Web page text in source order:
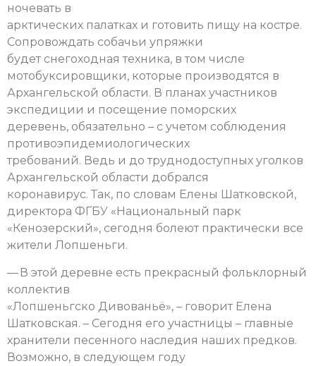
ночевать в
арктических палатках и готовить пищу на костре.
Сопровождать собачьи упряжки
будет снегоходная техника, в том числе
мотобуксировщики, которые производятся в
Архангельской области. В планах участников
экспедиции и посещение поморских
деревень, обязательно – с учетом соблюдения
противоэпидемиологических
требований. Ведь и до труднодоступных уголков
Архангельской области добрался
коронавирус. Так, по словам Елены Шатковской,
директора ФГБУ «Национальный парк
«Кенозерский», сегодня болеют практически все
жители Лопшеньги.
— В этой деревне есть прекрасный фольклорный
коллектив
«Лопшеньгско Дивованьё», – говорит Елена
Шатковская. – Сегодня его участницы – главные
хранители песенного наследия наших предков.
Возможно, в следующем году